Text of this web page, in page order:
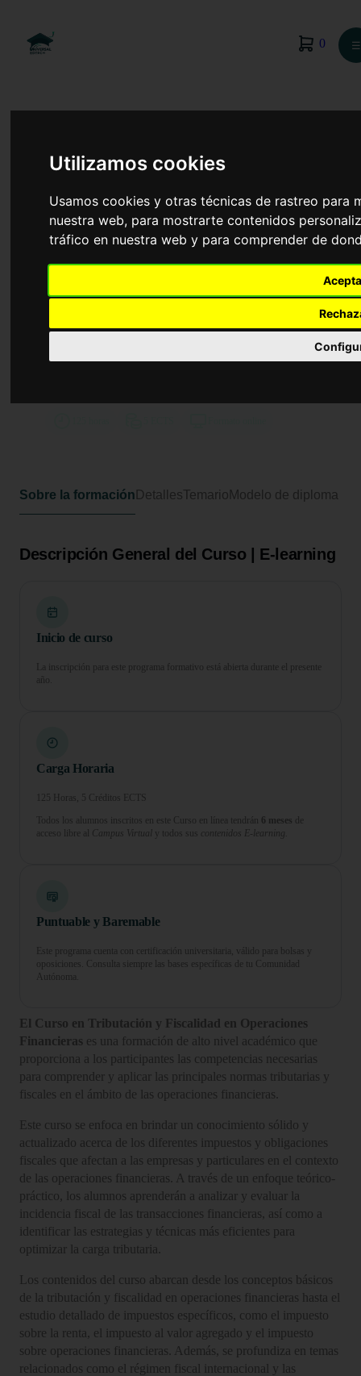
Utilizamos cookies
Usamos cookies y otras técnicas de rastreo para
nuestra web, para mostrarte contenidos
tráfico en nuestra web y para comprender de
0 ☰
Curso en Tributación y Fiscalidad
Sobre la formación DetallesTemario Modelo de diploma
Descripción General del Curso | E-learning
Inicio de curso
La inscripción para este programa formativo está abierta durante el presente
año.
Carga Horaria
125 Horas, 5 Créditos ECTS
Todos los alumnos inscritos en este Curso en línea tendrán 6 meses de
acceso libre al Campus Virtual y todos sus contenidos E-learning.
Puntuable y Baremable
Este programa cuenta con certificación universitaria, válido para bolsas y
oposiciones. Consulta siempre las bases específicas de tu Comunidad
Autónoma.
El Curso en Tributación y Fiscalidad en Operaciones
Financieras es una formación de alto nivel académico que
proporciona a los participantes las competencias necesarias
para comprender y aplicar las principales normas tributarias y
fiscales en el ámbito de las operaciones financieras.
Este curso se enfoca en brindar un conocimiento sólido y
actualizado acerca de los diferentes impuestos y obligaciones
fiscales que afectan a las empresas y particulares en el contexto
de las operaciones financieras. A través de un enfoque teórico-
práctico, los alumnos aprenderán a analizar y evaluar la
incidencia fiscal de las transacciones financieras, así como a
identificar las estrategias y técnicas más eficientes para
optimizar la carga tributaria.
Los contenidos del curso abarcan desde los conceptos básicos
de la tributación y fiscalidad en operaciones financieras hasta el
estudio detallado de impuestos específicos, como el impuesto
sobre la renta, el impuesto al valor agregado y el impuesto
sobre operaciones financieras. Además, se profundiza en temas
relacionados como el régimen fiscal internacional y las